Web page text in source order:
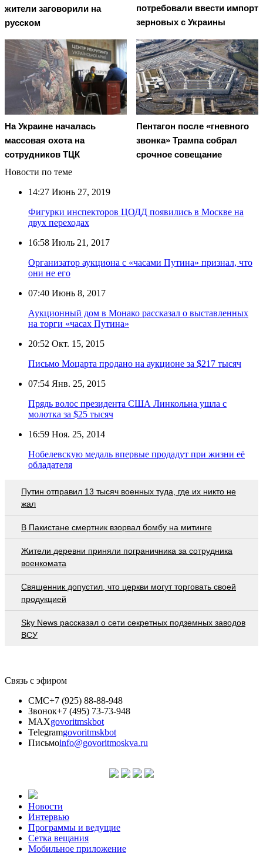
жители заговорили на
русском
потребовали ввести импорт
зерновых с Украины
На Украине началась
массовая охота на
сотрудников ТЦК
Пентагон после «гневного
звонка» Трампа собрал
срочное совещание
Новости по теме
14:27 Июнь 27, 2019
Фигурки инспекторов ЦОДД появились в Москве на
двух переходах
16:58 Июль 21, 2017
Организатор аукциона с «часами Путина» признал, что
они не его
07:40 Июнь 8, 2017
Аукционный дом в Монако рассказал о выставленных
на торги «часах Путина»
20:52 Окт. 15, 2015
Письмо Моцарта продано на аукционе за $217 тысяч
07:54 Янв. 25, 2015
Прядь волос президента США Линкольна ушла с
молотка за $25 тысяч
16:59 Ноя. 25, 2014
Нобелевскую медаль впервые продадут при жизни её
обладателя
Путин отправил 13 тысяч военных туда, где их никто не
жал
В Пакистане смертник взорвал бомбу на митинге
Жители деревни приняли пограничника за сотрудника
военкомата
Священник допустил, что церкви могут торговать своей
продукцией
Sky News рассказал о сети секретных подземных заводов
ВСУ
Связь с эфиром
СМС+7 (925) 88-88-948
Звонок+7 (495) 73-73-948
MAXgovoritmskbot
Telegramgovoritmskbot
Письмоinfo@govoritmoskva.ru
Новости
Интервью
Программы и ведущие
Сетка вещания
Мобильное приложение